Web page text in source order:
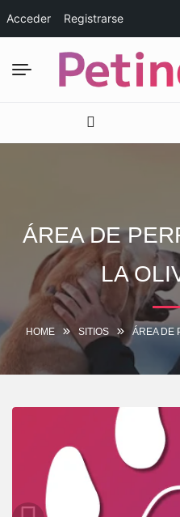
Acceder Registrarse
ÁREA DE
LA
HOME SITIOS ÁREA DE